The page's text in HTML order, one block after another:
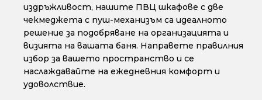
издръжливост, нашите ПВЦ шкафове с две
чекмеджета с пуш-механизъм са идеалното
решение за подобряване на организацията и
визията на вашата баня. Направете правилния
избор за вашето пространство и се
наслаждавайте на ежедневния комфорт и
удоволствие.